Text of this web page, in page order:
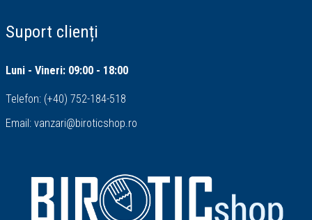
Suport clienți
Luni - Vineri: 09:00 - 18:00
Telefon: (+40) 752-184-518
Email: vanzari@biroticshop.ro